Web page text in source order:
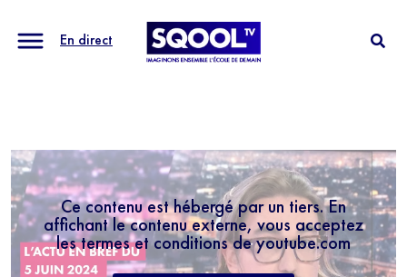
En direct
Ce contenu est hébergé par un tiers. En
affichant le contenu externe, vous acceptez
les termes et conditions de youtube.com